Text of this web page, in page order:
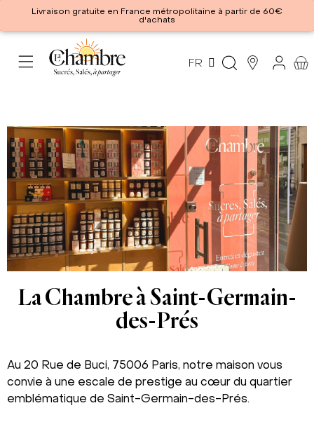
Livraison gratuite en France métropolitaine à partir de 60€
d'achats
FR
La Chambre à Saint-Germain-
des-Prés
Au 20 Rue de Buci, 75006 Paris, notre maison vous
convie à une escale de prestige au cœur du quartier
emblématique de Saint-Germain-des-Prés.